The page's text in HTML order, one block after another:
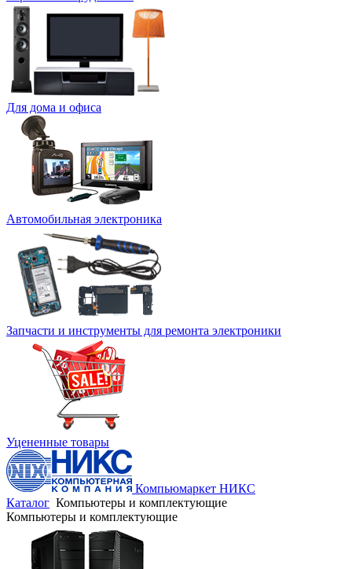
Для дома и офиса
Автомобильная электроника
Запчасти и инструменты для ремонта электроники
Уцененные товары
Компьюмаркет НИКС
Каталог Компьютеры и комплектующие
Компьютеры и комплектующие